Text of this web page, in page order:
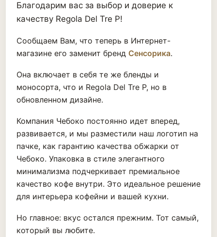
Благодарим вас за выбор и доверие к
качеству Regola Del Tre P!
Сообщаем Вам, что теперь в Интернет-
магазине его заменит бренд Сенсорика.
Она включает в себя те же бленды и
моносорта, что и Regola Del Tre P, но в
обновленном дизайне.
Компания Чебоко постоянно идет вперед,
развивается, и мы разместили наш логотип на
пачке, как гарантию качества обжарки от
Чебоко. Упаковка в стиле элегантного
минимализма подчеркивает премиальное
качество кофе внутри. Это идеальное решение
для интерьера кофейни и вашей кухни.
Но главное: вкус остался прежним. Тот самый,
который вы любите.